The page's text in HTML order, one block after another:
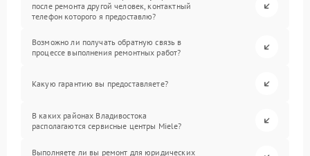
после ремонта другой человек, контактный
телефон которого я предоставлю?
Возможно ли получать обратную связь в
процессе выполнения ремонтных работ?
Какую гарантию вы предоставляете?
В каких районах Владивостока
располагаются сервисные центры Miele?
Выполняете ли вы ремонт для юридических